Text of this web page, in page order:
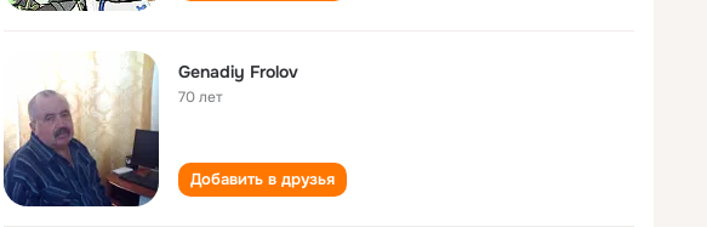
Genadiy Frolov
70 лет
Добавить в друзья